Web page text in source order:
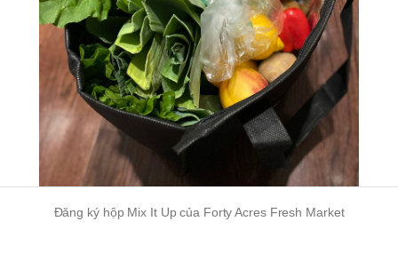
Đăng ký hộp Mix It Up của Forty Acres Fresh Market